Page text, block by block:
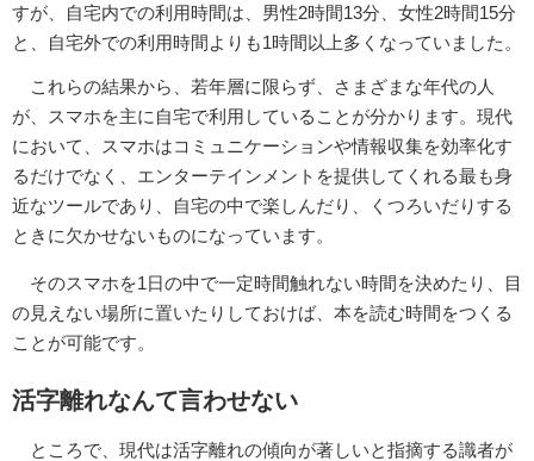
すが、自宅内での利用時間は、男性2時間13分、女性2時間15分
と、自宅外での利用時間よりも1時間以上多くなっていました。
これらの結果から、若年層に限らず、さまざまな年代の人
が、スマホを主に自宅で利用していることが分かります。現代
において、スマホはコミュニケーションや情報収集を効率化す
るだけでなく、エンターテインメントを提供してくれる最も身
近なツールであり、自宅の中で楽しんだり、くつろいだりする
ときに欠かせないものになっています。
そのスマホを1日の中で一定時間触れない時間を決めたり、目
の見えない場所に置いたりしておけば、本を読む時間をつくる
ことが可能です。
活字離れなんて言わせない
ところで、現代は活字離れの傾向が著しいと指摘する識者が